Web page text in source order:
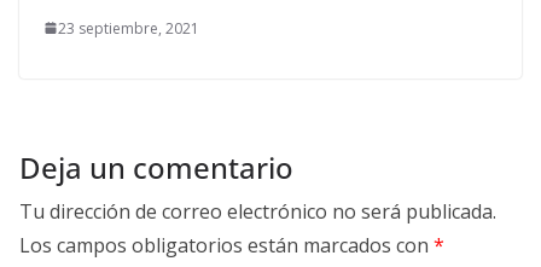
23 septiembre, 2021
Deja un comentario
Tu dirección de correo electrónico no será publicada.
Los campos obligatorios están marcados con *